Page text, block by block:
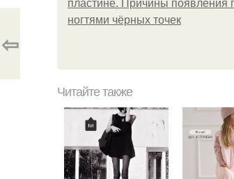
пластине. Причины появления
ногтями чёрных точек
⇦
Читайте также